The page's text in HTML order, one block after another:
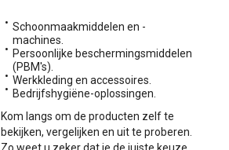
Schoonmaakmiddelen en -
machines.
Persoonlijke beschermingsmiddelen
(PBM's).
Werkkleding en accessoires.
Bedrijfshygiëne-oplossingen.
Kom langs om de producten zelf te
bekijken, vergelijken en uit te proberen.
Zo weet u zeker dat je de juiste keuze